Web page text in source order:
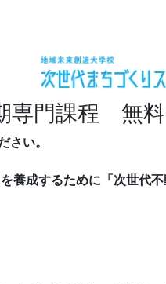
専門課程 無
い。
成するために「次世代不